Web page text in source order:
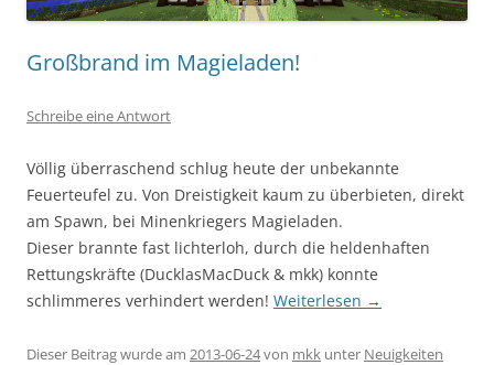
Großbrand im Magieladen!
Schreibe eine Antwort
Völlig überraschend schlug heute der unbekannte
Feuerteufel zu. Von Dreistigkeit kaum zu überbieten, direkt
am Spawn, bei Minenkriegers Magieladen.
Dieser brannte fast lichterloh, durch die heldenhaften
Rettungskräfte (DucklasMacDuck & mkk) konnte
schlimmeres verhindert werden! Weiterlesen →
Dieser Beitrag wurde am 2013-06-24von mkk unter Neuigkeiten